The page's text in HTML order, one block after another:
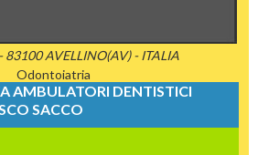
83100 AVELLINO(AV) - ITALIA
Odontoiatria
AMBULATORI DENTISTICI
SACCO